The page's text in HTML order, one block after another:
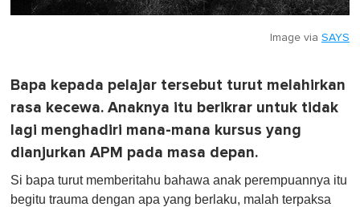
Image via SAYS
Bapa kepada pelajar tersebut turut melahirkan
rasa kecewa. Anaknya itu berikrar untuk tidak
lagi menghadiri mana-mana kursus yang
dianjurkan APM pada masa depan.
Si bapa turut memberitahu bahawa anak perempuannya itu
begitu trauma dengan apa yang berlaku, malah terpaksa